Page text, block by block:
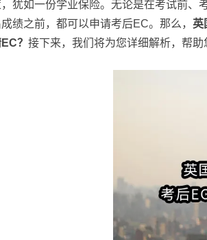
犹如一份学业保险。无论是在考试前、
绩之前，都可以申请考后EC。那么， 英
？接下来，我们将为您详细解析，帮